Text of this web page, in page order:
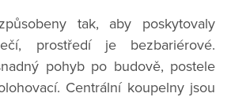
tak, aby poskytovaly
prostředí je bezbariérové.
pohyb po budově, postele
Centrální koupelny jsou